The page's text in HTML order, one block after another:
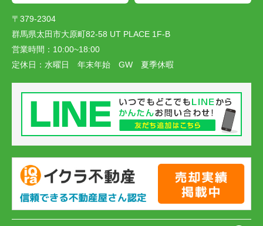
〒379-2304
群馬県太田市大原町82-58 UT PLACE 1F-B
営業時間： 10:00~18:00
定休日： 水曜日 年末年始 GW 夏季休暇